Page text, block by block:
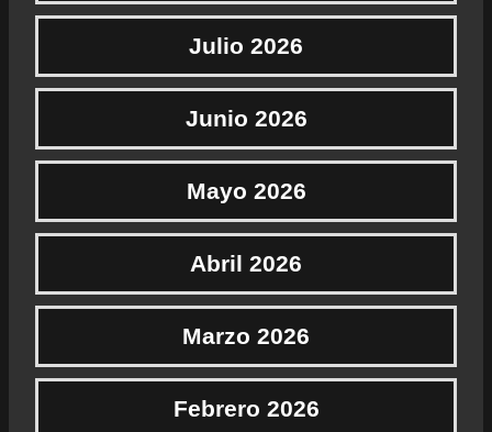
Julio 2026
Junio 2026
Mayo 2026
Abril 2026
Marzo 2026
Febrero 2026